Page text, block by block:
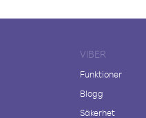
VIBER
Funktioner
Blogg
Säkerhet